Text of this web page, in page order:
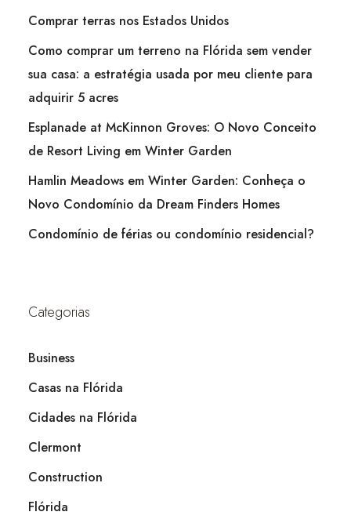
Comprar terras nos Estados Unidos
Como comprar um terreno na Flórida sem vender
sua casa: a estratégia usada por meu cliente para
adquirir 5 acres
Esplanade at McKinnon Groves: O Novo Conceito
de Resort Living em Winter Garden
Hamlin Meadows em Winter Garden: Conheça o
Novo Condomínio da Dream Finders Homes
Condomínio de férias ou condomínio residencial?
Categorias
Business
Casas na Flórida
Cidades na Flórida
Clermont
Construction
Flórida